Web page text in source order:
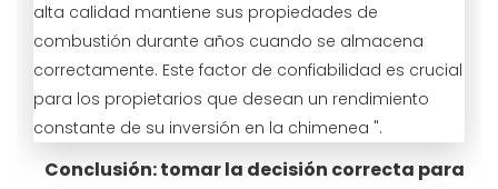
alta calidad mantiene sus propiedades de
combustión durante años cuando se almacena
correctamente. Este factor de confiabilidad es crucial
para los propietarios que desean un rendimiento
constante de su inversión en la chimenea ".
Conclusión: tomar la decisión correcta para